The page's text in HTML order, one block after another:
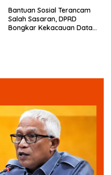
Bantuan Sosial Terancam
Salah Sasaran, DPRD
Bongkar Kekacauan Data